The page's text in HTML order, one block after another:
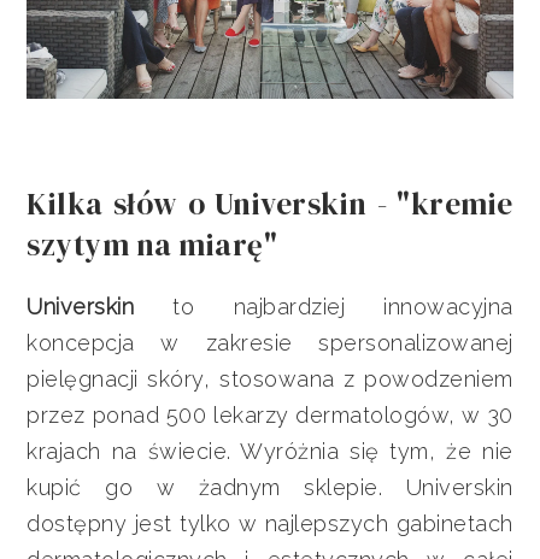
Kilka słów o Universkin - "kremie
szytym na miarę"
Universkin to najbardziej innowacyjna
koncepcja w zakresie spersonalizowanej
pielęgnacji skóry, stosowana z powodzeniem
przez ponad 500 lekarzy dermatologów, w 30
krajach na świecie. Wyróżnia się tym, że nie
kupić go w żadnym sklepie. Universkin
dostępny jest tylko w najlepszych gabinetach